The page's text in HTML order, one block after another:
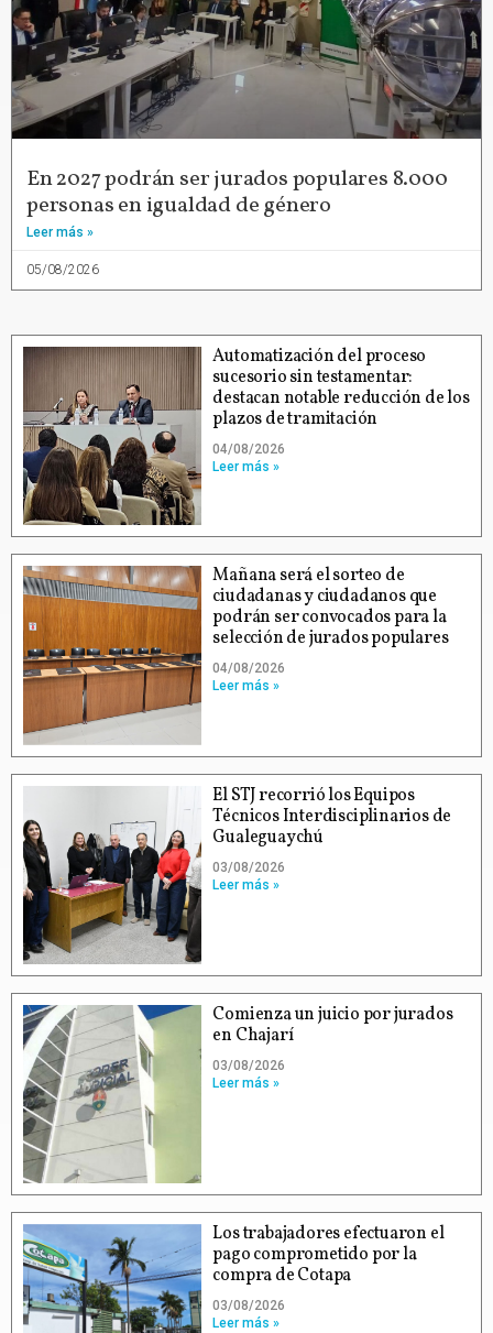
En 2027 podrán ser jurados populares 8.000
personas en igualdad de género
Leer más »
05/08/2026
Automatización del proceso
sucesorio sin testamentar:
destacan notable reducción de los
plazos de tramitación
04/08/2026
Leer más »
Mañana será el sorteo de
ciudadanas y ciudadanos que
podrán ser convocados para la
selección de jurados populares
04/08/2026
Leer más »
El STJ recorrió los Equipos
Técnicos Interdisciplinarios de
Gualeguaychú
03/08/2026
Leer más »
Comienza un juicio por jurados
en Chajarí
03/08/2026
Leer más »
Los trabajadores efectuaron el
pago comprometido por la
compra de Cotapa
03/08/2026
Leer más »